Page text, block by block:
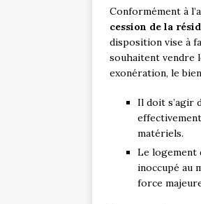
Conformément à
cession de la
disposition vise à
souhaitent vendre
exonération, le
Il doit s’agir
matériels.
Le logement
inoccupé au
force